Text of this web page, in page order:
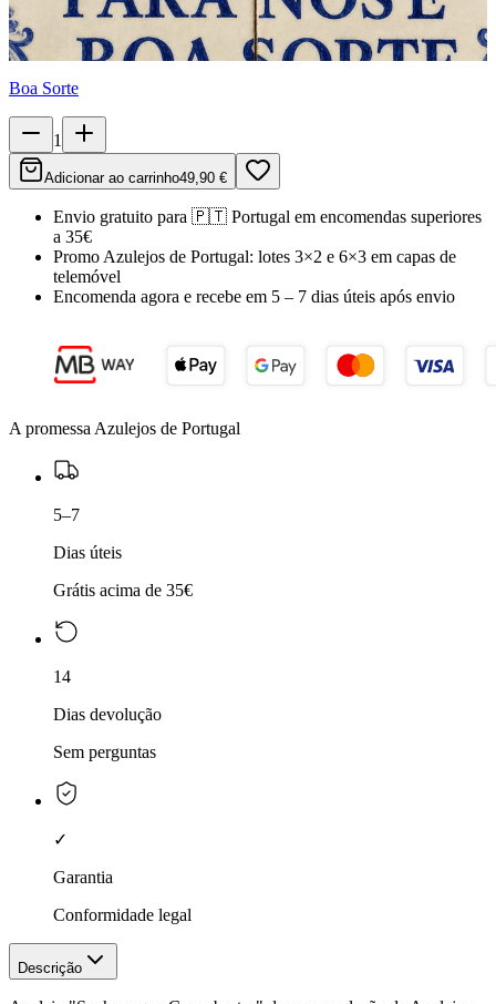
Boa Sorte
1
Adicionar ao carrinho49,90 €
Envio gratuito para 🇵🇹 Portugal em encomendas superiores
a 35€
Promo Azulejos de Portugal: lotes 3×2 e 6×3 em capas de
telemóvel
Encomenda agora e recebe em 5 – 7 dias úteis após envio
A promessa Azulejos de Portugal
5–7
Dias úteis
Grátis acima de 35€
14
Dias devolução
Sem perguntas
✓
Garantia
Conformidade legal
Descrição